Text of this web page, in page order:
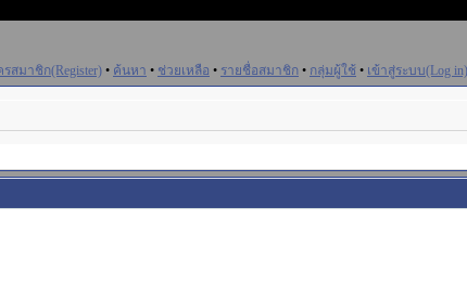
สมาชิก(Register) • ค้นหา • ช่วยเหลือ • รายชื่อสมาชิก • กลุ่มผู้ใช้ • เข้าสู่ระบบ(Log in)